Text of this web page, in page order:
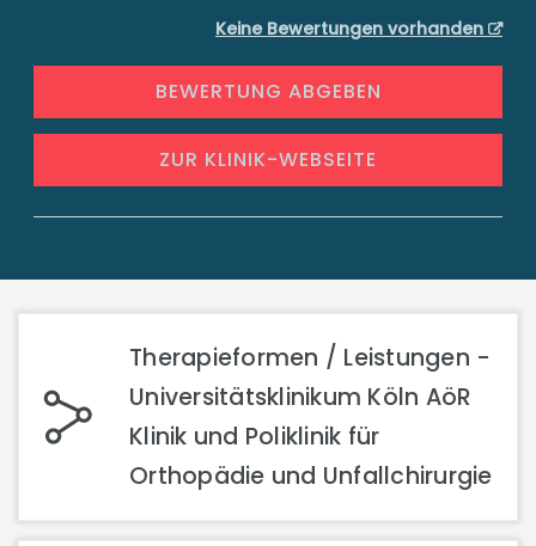
Keine Bewertungen vorhanden
BEWERTUNG ABGEBEN
ZUR KLINIK-WEBSEITE
Therapieformen / Leistungen -
Universitätsklinikum Köln AöR
Klinik und Poliklinik für
Orthopädie und Unfallchirurgie